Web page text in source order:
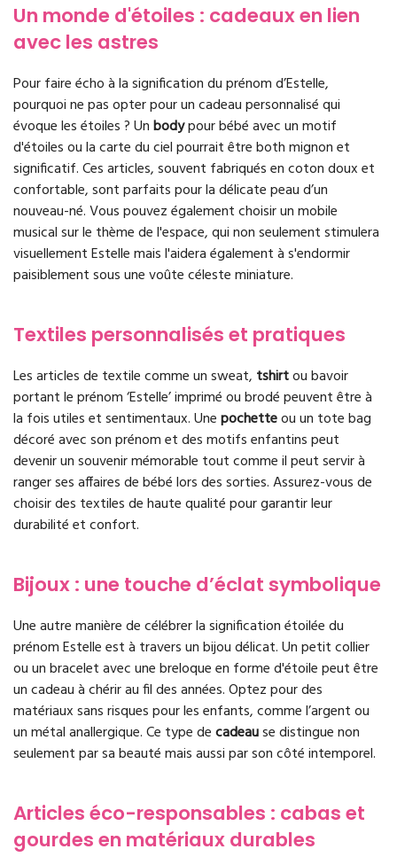
Un monde d'étoiles : cadeaux en lien
avec les astres
Pour faire écho à la signification du prénom d’Estelle,
pourquoi ne pas opter pour un cadeau personnalisé qui
évoque les étoiles ? Unbodypour bébé avec un motif
d'étoiles ou la carte du ciel pourrait être both mignon et
significatif. Ces articles, souvent fabriqués en coton doux et
confortable, sont parfaits pour la délicate peau d’un
nouveau-né. Vous pouvez également choisir un mobile
musical sur le thème de l'espace, qui non seulement stimulera
visuellement Estelle mais l'aidera également à s'endormir
paisiblement sous une voûte céleste miniature.
Textiles personnalisés et pratiques
Les articles de textile comme un sweat, tshirtou bavoir
portant le prénom ‘Estelle’ imprimé ou brodé peuvent être à
la fois utiles et sentimentaux. Unepochetteou un tote bag
décoré avec son prénom et des motifs enfantins peut
devenir un souvenir mémorable tout comme il peut servir à
ranger ses affaires de bébé lors des sorties. Assurez-vous de
choisir des textiles de haute qualité pour garantir leur
durabilité et confort.
Bijoux : une touche d’éclat symbolique
Une autre manière de célébrer la signification étoilée du
prénom Estelle est à travers un bijou délicat. Un petit collier
ou un bracelet avec une breloque en forme d'étoile peut être
un cadeau à chérir au fil des années. Optez pour des
matériaux sans risques pour les enfants, comme l’argent ou
un métal anallergique. Ce type decadeause distingue non
seulement par sa beauté mais aussi par son côté intemporel.
Articles éco-responsables : cabas et
gourdes en matériaux durables